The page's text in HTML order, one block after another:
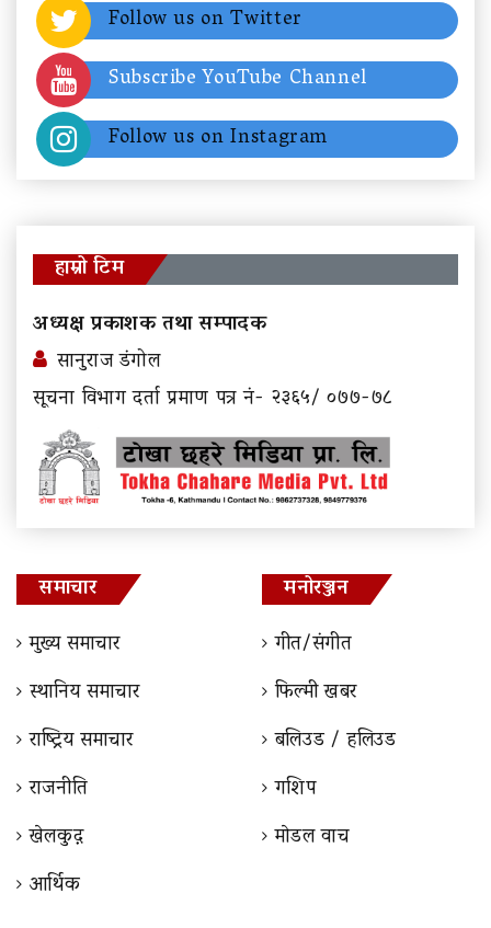
Follow us on Twitter
Subscribe YouTube Channel
Follow us on Instagram
हाम्रो टिम
अध्यक्ष प्रकाशक तथा सम्पादक
सानुराज डंगोल
सूचना विभाग दर्ता प्रमाण पत्र नं- २३६५/ ०७७-७८
समाचार
मुख्य समाचार
स्थानिय समाचार
राष्ट्रिय समाचार
राजनीति
खेलकुद़़
आर्थिक
मनोरञ्जन
गीत/संगीत
फिल्मी खबर
बलिउड / हलिउड
गशिप
माेडल वाच